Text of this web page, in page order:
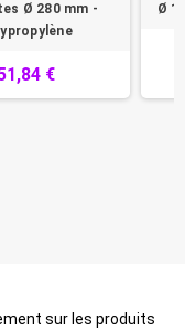
Ø 280 mm -
€
Ø
sur les produits